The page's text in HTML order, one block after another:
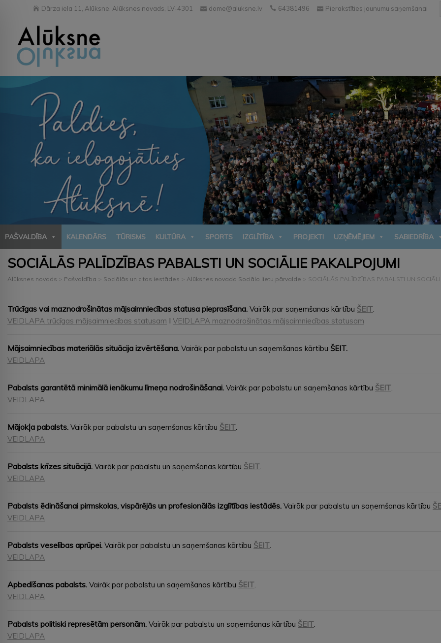
Dārza iela 11, Alūksne, Alūksnes novads, LV-4301 dome@aluksne.lv 64381496 Pierakstīties jaunumu saņemšanai
PAŠVALDĪBA KALENDĀRS TŪRISMS KULTŪRA SPORTS IZGLĪTĪBA PROJEKTI UZŅĒMĒJIEM SABIEDRĪBA
SOCIĀLĀS PALĪDZĪBAS PABALSTI UN SOCIĀLIE PAKALPOJUMI
Alūksnes novads > Pašvaldība > Sociālās un citas iestādes > Alūksnes novada Sociālo lietu pārvalde > SOCIĀLĀS PALĪDZĪBAS PABALSTI UN
Trūcīgas vai maznodrošinātas mājsaimniecības statusa pieprasīšana. Vairāk par saņemšanas kārtību ŠEIT.
VEIDLAPA trūcīgas mājsaimniecības statusam I VEIDLAPA maznodrošinātas mājsaimniecības statusam
Mājsaimniecības materiālās situācija izvērtēšana. Vairāk par pabalstu un saņemšanas kārtību ŠEIT.
VEIDLAPA
Pabalsts garantētā minimālā ienākumu līmeņa nodrošināšanai. Vairāk par pabalstu un saņemšanas kārtību ŠEIT.
VEIDLAPA
Mājokļa pabalsts. Vairāk par pabalstu un saņemšanas kārtību ŠEIT.
VEIDLAPA
Pabalsts krīzes situācijā. Vairāk par pabalstu un saņemšanas kārtību ŠEIT.
VEIDLAPA
Pabalsts ēdināšanai pirmskolas, vispārējās un profesionālās izglītības iestādēs. Vairāk par pabalstu un saņemšanas kārtību
VEIDLAPA
Pabalsts veselības aprūpei. Vairāk par pabalstu un saņemšanas kārtību ŠEIT.
VEIDLAPA
Apbedīšanas pabalsts. Vairāk par pabalstu un saņemšanas kārtību ŠEIT.
VEIDLAPA
Pabalsts politiski represētām personām. Vairāk par pabalstu un saņemšanas kārtību ŠEIT.
VEIDLAPA